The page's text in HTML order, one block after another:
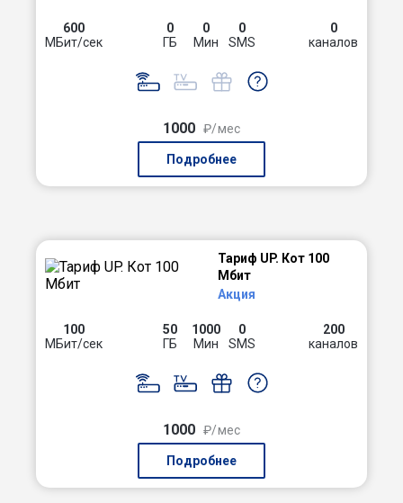
600
МБит/сек
0
ГБ
0
Мин
0
SMS
0
каналов
1000 ₽/мес
Подробнее
Тариф UP. Кот 100
Мбит
Акция
100
МБит/сек
50
ГБ
1000
Мин
0
SMS
200
каналов
1000 ₽/мес
Подробнее